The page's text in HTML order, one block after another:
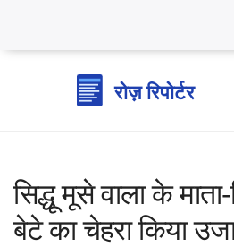
सिद्धू मूसे वाला के
बेटे का चेहरा किया